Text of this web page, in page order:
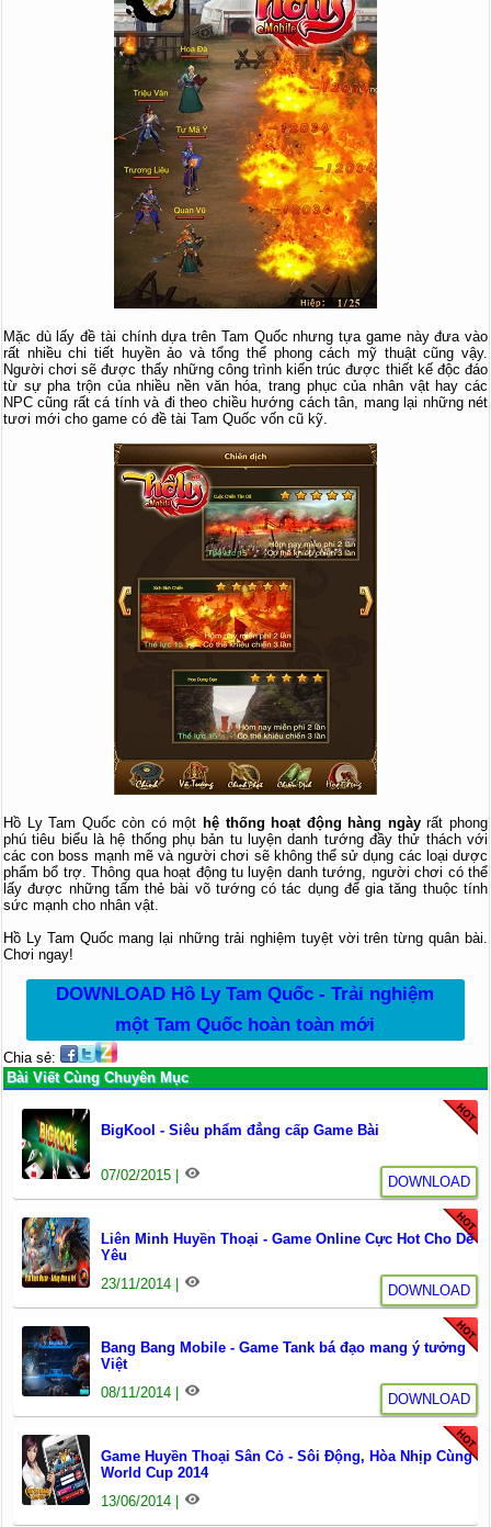
Mặc dù lấy đề tài chính dựa trên Tam Quốc nhưng tựa game này đưa vào
rất nhiều chi tiết huyền ảo và tổng thể phong cách mỹ thuật cũng vậy.
Người chơi sẽ được thấy những công trình kiến trúc được thiết kế độc đáo
từ sự pha trộn của nhiều nền văn hóa, trang phục của nhân vật hay các
NPC cũng rất cá tính và đi theo chiều hướng cách tân, mang lại những nét
tươi mới cho game có đề tài Tam Quốc vốn cũ kỹ.
Hồ Ly Tam Quốc còn có một hệ thống hoạt động hàng ngàyrất phong
phú tiêu biểu là hệ thống phụ bản tu luyện danh tướng đầy thử thách với
các con boss mạnh mẽ và người chơi sẽ không thể sử dụng các loại dược
phẩm bổ trợ. Thông qua hoạt động tu luyện danh tướng, người chơi có thể
lấy được những tấm thẻ bài võ tướng có tác dụng để gia tăng thuộc tính
sức mạnh cho nhân vật.
Hồ Ly Tam Quốc mang lại những trải nghiệm tuyệt vời trên từng quân bài.
Chơi ngay!
DOWNLOAD Hồ Ly Tam Quốc - Trải nghiệm
một Tam Quốc hoàn toàn mới
Chia sẻ:
Bài Viết Cùng Chuyên Mục
BigKool - Siêu phẩm đẳng cấp Game Bài
07/02/2015 | DOWNLOAD
Liên Minh Huyền Thoại - Game Online Cực Hot Cho Dế
Yêu
23/11/2014 |
DOWNLOAD
Bang Bang Mobile - Game Tank bá đạo mang ý tưởng
Việt
08/11/2014 |
DOWNLOAD
Game Huyền Thoại Sân Cỏ - Sôi Động, Hòa Nhịp Cùng
World Cup 2014
13/06/2014 |